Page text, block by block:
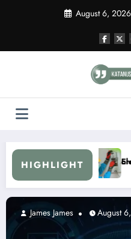
August 6, 2026
HIGHLIGHT
Jadi Bukti Komitmen
6, 2026